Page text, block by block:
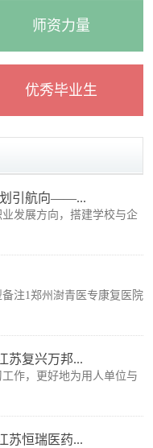
师资力量
优秀毕业生
划引航向——...
发展方向，搭建学校与企
注1郑州澍青医专康复医院
复兴万邦...
作，更好地为用人单位与
恒瑞医药...